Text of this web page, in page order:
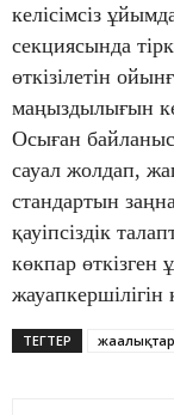
келісімсіз
секциясында
өткізілетін
маңыздылығын
Осыған
сауал жолдап,
стандартын
қауіпсіздік
көкпар
ТЕГТЕР жаңалықтар